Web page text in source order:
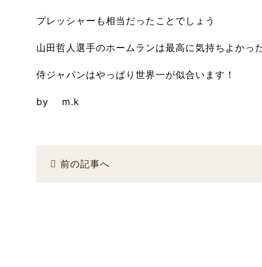
プレッシャーも相当だったことでしょう
山田哲人選手のホームランは最高に気持ちよかっ
侍ジャパンはやっぱり世界一が似合います！
by m.k
前の記事へ